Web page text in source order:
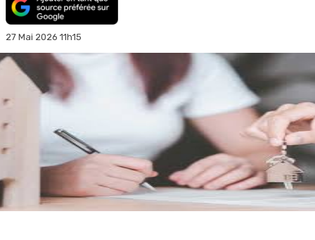
27 Mai 2026 11h15